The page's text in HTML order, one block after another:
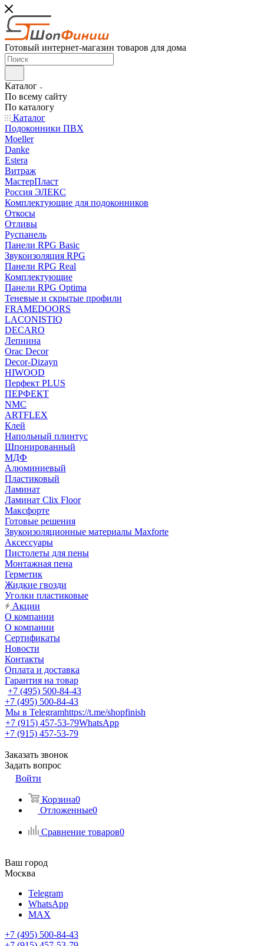
Готовый интернет-магазин товаров для дома
Каталог
По всему сайту
По каталогу
Каталог
Подоконники ПВХ
Moeller
Danke
Estera
Витраж
МастерПласт
Россия ЭЛЕКС
Комплектующие для подоконников
Откосы
Отливы
Руспанель
Панели RPG Basic
Звукоизоляция RPG
Панели RPG Real
Комплектующие
Панели RPG Optima
Теневые и скрытые профили
FRAMEDOORS
LACONISTIQ
DECARO
Лепнина
Orac Decor
Decor-Dizayn
HIWOOD
Перфект PLUS
ПЕРФЕКТ
NMC
ARTFLEX
Клей
Напольный плинтус
Шпонированный
МДФ
Алюминиевый
Пластиковый
Ламинат
Ламинат Clix Floor
Максфорте
Готовые решения
Звукоизоляционные материалы Maxforte
Аксессуары
Пистолеты для пены
Монтажная пена
Герметик
Жидкие гвозди
Уголки пластиковые
Акции
О компании
О компании
Сертификаты
Новости
Контакты
Оплата и доставка
Гарантия на товар
+7 (495) 500-84-43
+7 (495) 500-84-43
Мы в Telegramhttps://t.me/shopfinish
+7 (915) 457-53-79WhatsApp
+7 (915) 457-53-79
Заказать звонок
Задать вопрос
Войти
Корзина0
Отложенные0
Сравнение товаров0
Ваш город
Москва
Telegram
WhatsApp
MAX
+7 (495) 500-84-43